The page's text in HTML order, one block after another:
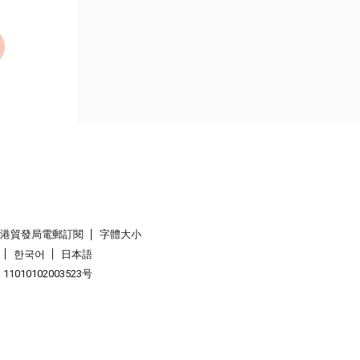
貿發局電郵訂閱
字體大小
한국어
日本語
号